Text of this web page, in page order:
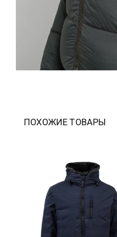
ПОХОЖИЕ ТОВАРЫ